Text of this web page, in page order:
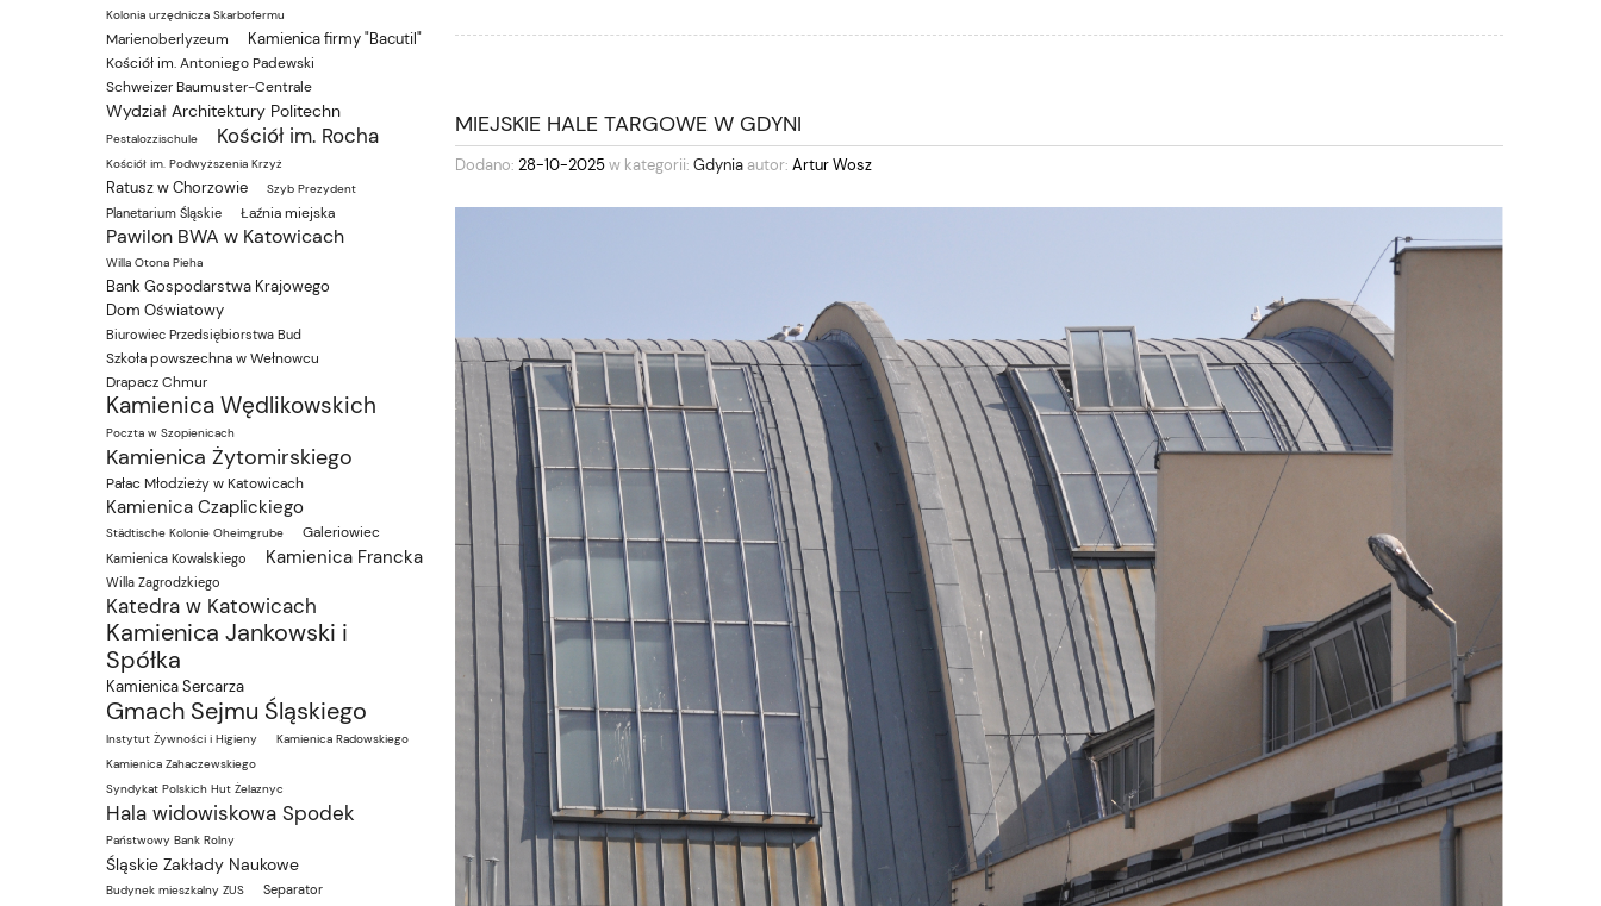
Kolonia urzędnicza Skarbofermu
Marienoberlyzeum Kamienica firmy "Bacutil"
Kościół im. Antoniego Padewski
Schweizer Baumuster-Centrale
Wydział Architektury Politechn
Pestalozzischule Kościół im. Rocha
Kościół im. Podwyższenia Krzyż
Ratusz w Chorzowie Szyb Prezydent
Planetarium Śląskie Łaźnia miejska
Pawilon BWA w Katowicach
Willa Otona Pieha
Bank Gospodarstwa Krajowego
Dom Oświatowy
Biurowiec Przedsiębiorstwa Bud
Szkoła powszechna w Wełnowcu
Drapacz Chmur
Kamienica Wędlikowskich
Poczta w Szopienicach
Kamienica Żytomirskiego
Pałac Młodzieży w Katowicach
Kamienica Czaplickiego
Städtische Kolonie Oheimgrube Galeriowiec
Kamienica Kowalskiego Kamienica Francka
Willa Zagrodzkiego
Katedra w Katowicach
Kamienica Jankowski i
Spółka
Kamienica Sercarza
Gmach Sejmu Śląskiego
Instytut Żywności i Higieny
Kamienica Radowskiego
Kamienica Zahaczewskiego
Syndykat Polskich Hut Żelaznyc
Hala widowiskowa Spodek
Państwowy Bank Rolny
Śląskie Zakłady Naukowe
Budynek mieszkalny ZUS Separator
MIEJSKIE HALE TARGOWE W GDYNI
Dodano: 28-10-2025w kategorii: Gdynia autor: Artur Wosz